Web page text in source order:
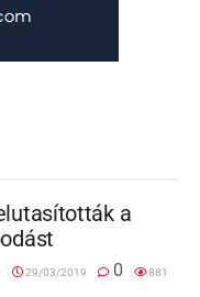
a
29/03/2019 0 881